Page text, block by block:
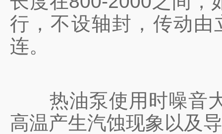
行，不设轴封，传动
连。
热油泵使用时噪音大
高温产生汽蚀现象以及